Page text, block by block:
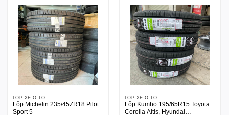
LỐP XE Ô TÔ
Lốp Michelin 235/45ZR18 Pilot
Sport 5
LỐP XE Ô TÔ
Lốp Kumho 195/65R15 Toyota
Corolla Altis, Hyundai